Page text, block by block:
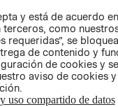
y está de acuerdo
como
se
de contenido y
de cookies y
aviso de cookies
uso compartido de datos